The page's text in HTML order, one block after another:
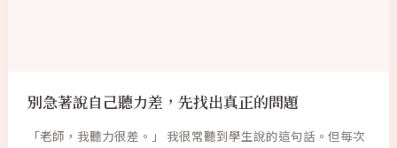
別急著說自己聽力差，先找出真正的問題
「老師，我聽力很差。」 我很常聽到學生說的這句話。但每次